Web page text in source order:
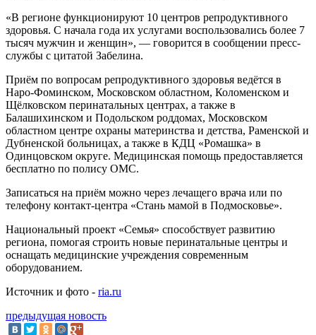
«В регионе функционируют 10 центров репродуктивного
здоровья. С начала года их услугами воспользовались более 7
тысяч мужчин и женщин», — говорится в сообщении пресс-
службы с цитатой Забелина.
Приём по вопросам репродуктивного здоровья ведётся в
Наро-Фоминском, Московском областном, Коломенском и
Щёлковском перинатальных центрах, а также в
Балашихинском и Подольском роддомах, Московском
областном центре охраны материнства и детства, Раменской и
Дубненской больницах, а также в КДЦ «Ромашка» в
Одинцовском округе. Медицинская помощь предоставляется
бесплатно по полису ОМС.
Записаться на приём можно через лечащего врача или по
телефону контакт-центра «Стань мамой в Подмосковье».
Национальный проект «Семья» способствует развитию
региона, помогая строить новые перинатальные центры и
оснащать медицинские учреждения современным
оборудованием.
Источник и фото - ria.ru
предыдущая новость